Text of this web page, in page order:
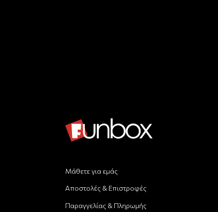
Μάθετε για εμάς
Αποστολές & Επιστροφές
Παραγγελίας & Πληρωμής